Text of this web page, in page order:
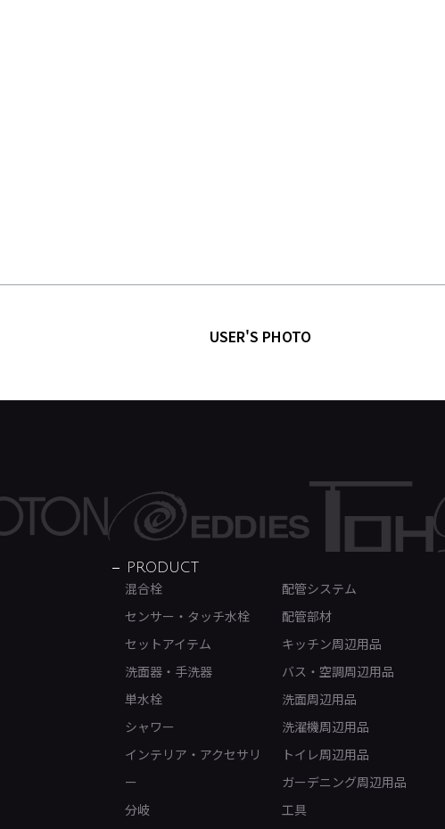
USER'S PHOTO
PRODUCT
混合栓
センサー・タッチ水栓
セットアイテム
洗面器・手洗器
単水栓
シャワー
インテリア・アクセサリ
ー
分岐
配管システム
配管部材
キッチン周辺用品
バス・空調周辺用品
洗面周辺用品
洗濯機周辺用品
トイレ周辺用品
ガーデニング周辺用品
工具